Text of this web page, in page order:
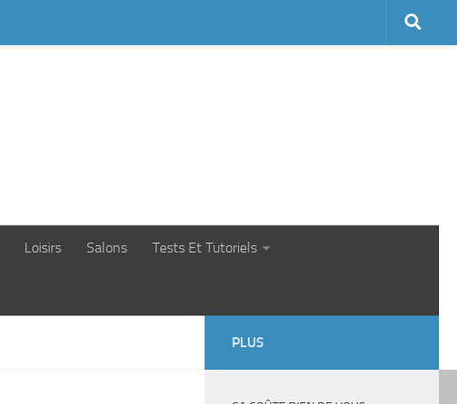
Loisirs Salons Tests Et Tutoriels
PLUS